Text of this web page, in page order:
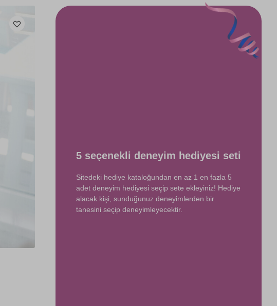
5 seçenekli deneyim hediyesi seti
Sitedeki hediye kataloğundan en az 1 en fazla 5
adet deneyim hediyesi seçip sete ekleyiniz! Hediye
alacak kişi, sunduğunuz deneyimlerden bir
tanesini seçip deneyimleyecektir.